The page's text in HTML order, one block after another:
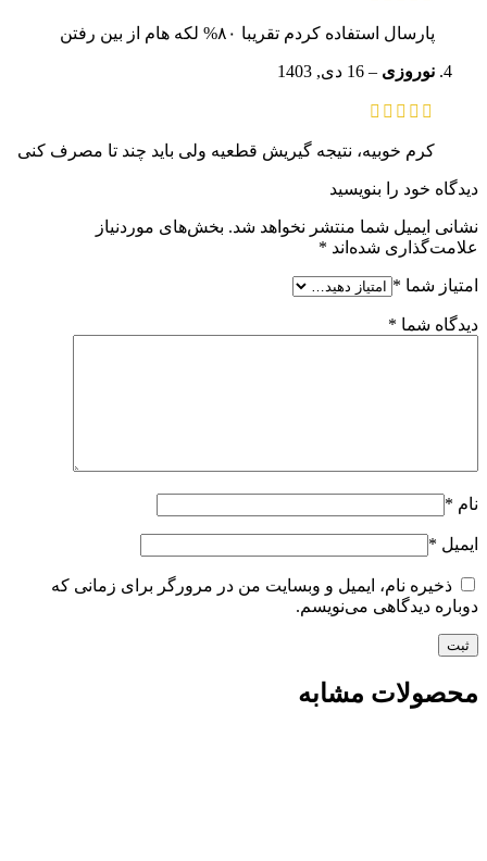
پارسال استفاده کردم تقریبا ۸۰% لکه هام از بین رفتن
نوروزی – 16 دی, 1403
کرم خوبیه، نتیجه گیریش قطعیه ولی باید چند تا مصرف کنی
دیدگاه خود را بنویسید
نشانی ایمیل شما منتشر نخواهد شد. بخش‌های موردنیاز
علامت‌گذاری شده‌اند *
امتیاز شما *
دیدگاه شما *
نام *
ایمیل *
ذخیره نام، ایمیل و وبسایت من در مرورگر برای زمانی که
دوباره دیدگاهی می‌نویسم.
محصولات مشابه